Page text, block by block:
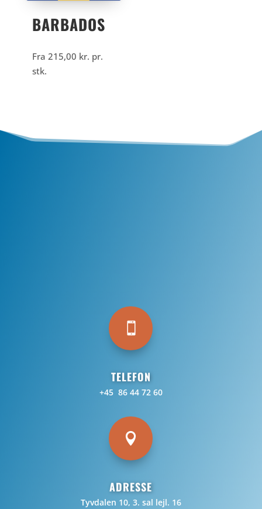
BARBADOS
Fra 215,00 kr. pr.
stk.

TELEFON
+45 86 44 72 60

ADRESSE
Tyvdalen 10, 3. sal lejl. 16